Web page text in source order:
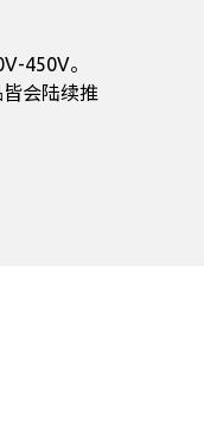
450V。
会陆续推